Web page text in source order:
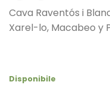
Cava Raventós i
Xarel-lo, Macabeo y
Disponibile